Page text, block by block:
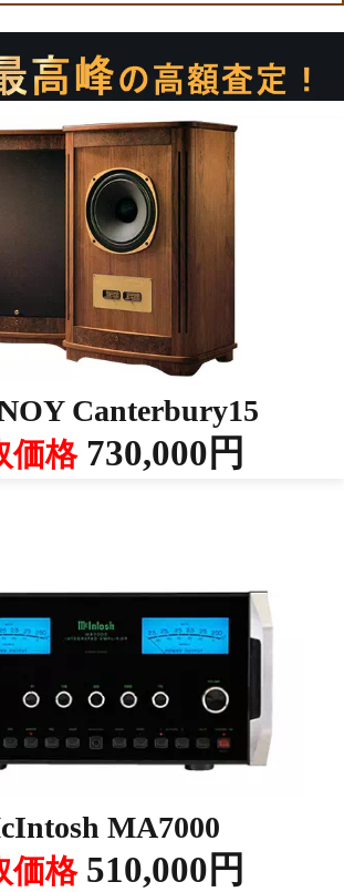
Canterbury15
価格730,000円
MA7000
価格510,000円